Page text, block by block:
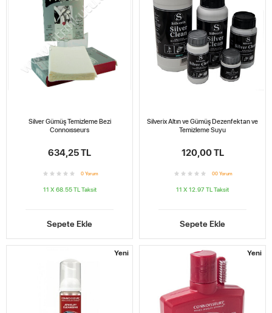
Silver Gümüş Temizleme Bezi
Connoısseurs
634,25 TL
0 Yorum
11 X 68.55 TL Taksit
Sepete Ekle
Silverix Altın ve Gümüş Dezenfektan ve
Temizleme Suyu
120,00 TL
00 Yorum
11 X 12.97 TL Taksit
Sepete Ekle
Yeni Yeni